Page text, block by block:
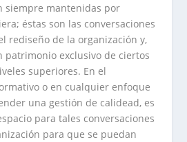
siempre mantenidas por
éstas son las conversaciones
rediseño de la organización y,
patrimonio exclusivo de ciertos
superiores. En el
o en cualquier enfoque
una gestión de calidead, es
para tales conversaciones
para que se puedan